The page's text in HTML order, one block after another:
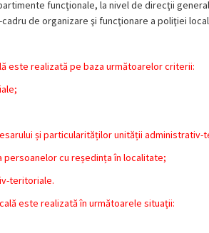
funcţionale, la nivel de direcţii
de organizare şi funcţionare a poliţiei
este realizată pe baza următoarelor criterii:
și particularităților unității administrativ-
cu reședința în localitate;
teritoriale.
este realizată în următoarele situaţii: